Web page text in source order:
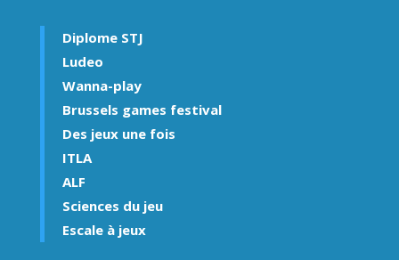
Diplome STJ
Ludeo
Wanna-play
Brussels games festival
Des jeux une fois
ITLA
ALF
Sciences du jeu
Escale à jeux